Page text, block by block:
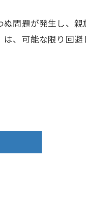
問題が発生し、
、可能な限り回